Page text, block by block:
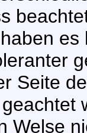
Seite
Welse